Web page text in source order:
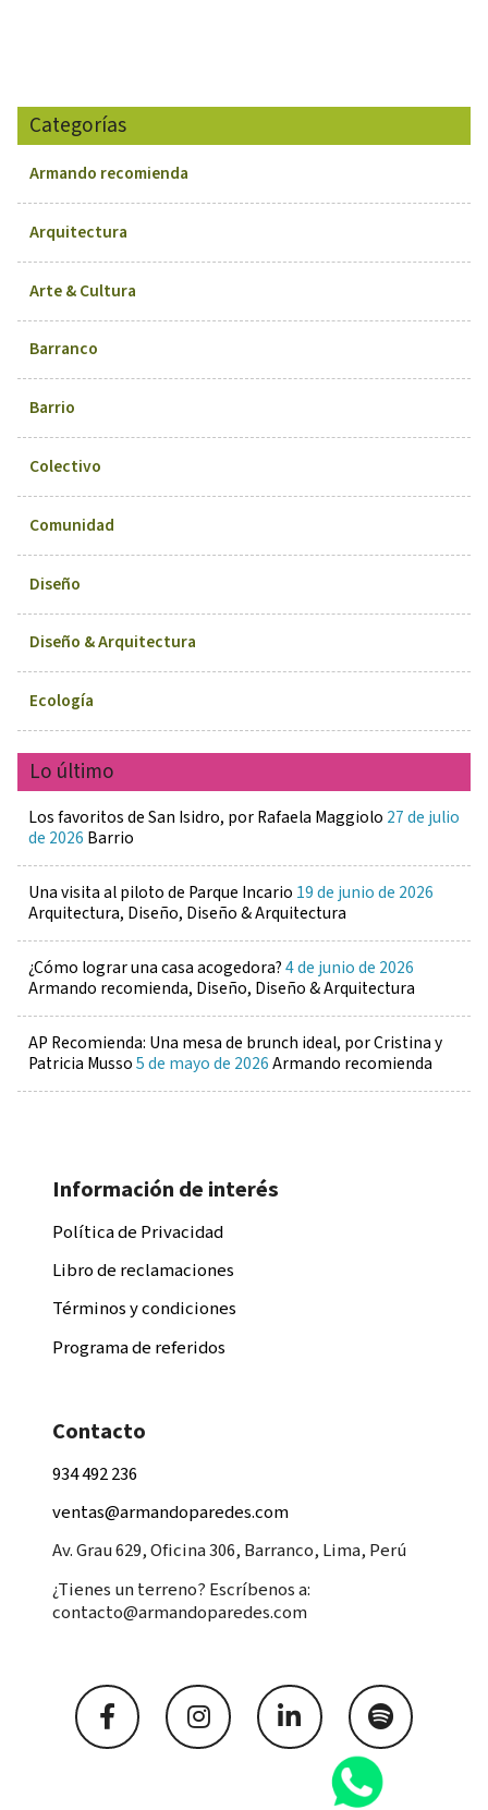
Categorías
Armando recomienda
Arquitectura
Arte & Cultura
Barranco
Barrio
Colectivo
Comunidad
Diseño
Diseño & Arquitectura
Ecología
Lo último
Los favoritos de San Isidro, por Rafaela Maggiolo 27 de julio
de 2026 Barrio
Una visita al piloto de Parque Incario 19 de junio de 2026
Arquitectura, Diseño, Diseño & Arquitectura
¿Cómo lograr una casa acogedora?4 de junio de 2026
Armando recomienda, Diseño, Diseño & Arquitectura
AP Recomienda: Una mesa de brunch ideal, por Cristina y
Patricia Musso5 de mayo de 2026Armando recomienda
Información de interés
Política de Privacidad
Libro de reclamaciones
Términos y condiciones
Programa de referidos
Contacto
934 492 236
ventas@armandoparedes.com
Av. Grau 629, Oficina 306, Barranco, Lima, Perú
¿Tienes un terreno? Escríbenos a:
contacto@armandoparedes.com